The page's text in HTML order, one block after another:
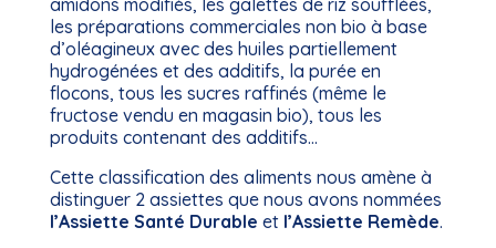
les préparations commerciales non bio à base
d’oléagineux avec des huiles partiellement
hydrogénées et des additifs, la purée en
flocons, tous les sucres raffinés (même le
fructose vendu en magasin bio), tous les
produits contenant des additifs…
Cette classification des aliments nous amène à
distinguer 2 assiettes que nous avons nommées
l’Assiette Santé Durable et l’Assiette Remède.